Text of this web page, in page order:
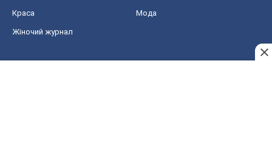
Краса Мода
Жіночий журнал